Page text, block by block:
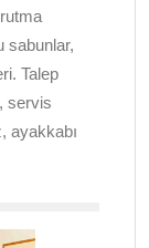
sabunlar,
Talep
servis
ayakkabı